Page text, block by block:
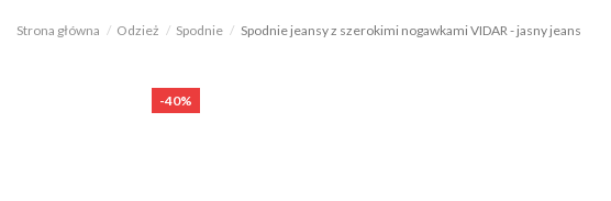
Strona główna Odzież Spodnie Spodnie jeansy z szerokimi nogawkami VIDAR - jasny jeans
-40%